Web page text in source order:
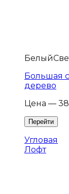
Белый
Большая
дерево
Цена —
Угловая
Лофт